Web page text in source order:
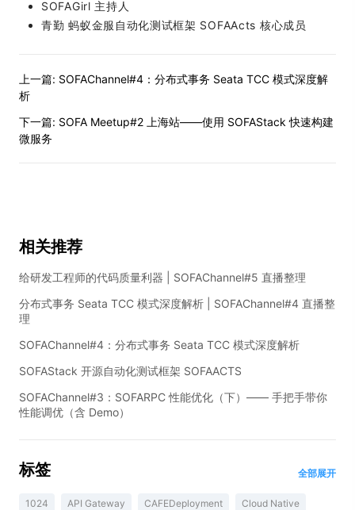
SOFAGirl 主持人
青勤 蚂蚁金服自动化测试框架 SOFAActs 核心成员
上一篇: SOFAChannel#4：分布式事务 Seata TCC 模式深度解
析
下一篇: SOFA Meetup#2 上海站——使用 SOFAStack 快速构建
微服务
相关推荐
给研发工程师的代码质量利器 | SOFAChannel#5 直播整理
分布式事务 Seata TCC 模式深度解析 | SOFAChannel#4 直播整
理
SOFAChannel#4：分布式事务 Seata TCC 模式深度解析
SOFAStack 开源自动化测试框架 SOFAACTS
SOFAChannel#3：SOFARPC 性能优化（下）—— 手把手带你
性能调优（含 Demo）
标签 全部展开
1024 API Gateway CAFEDeployment Cloud Native